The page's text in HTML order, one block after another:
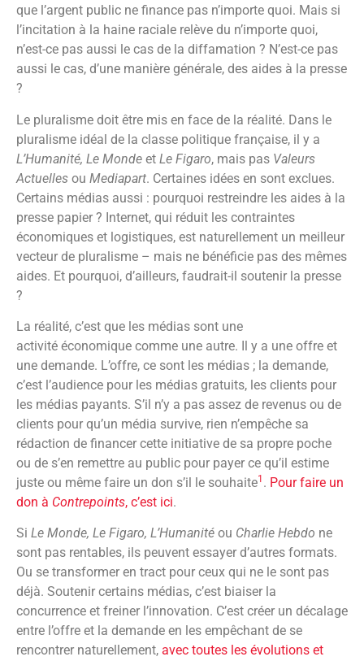
que l’argent public ne finance pas n’importe quoi. Mais si
l’incitation à la haine raciale relève du n’importe quoi,
n’est-ce pas aussi le cas de la diffamation ? N’est-ce pas
aussi le cas, d’une manière générale, des aides à la presse
?
Le pluralisme doit être mis en face de la réalité. Dans le
pluralisme idéal de la classe politique française, il y a
L’Humanité, Le Monde et Le Figaro, mais pas Valeurs
Actuelles ou Mediapart. Certaines idées en sont exclues.
Certains médias aussi : pourquoi restreindre les aides à la
presse papier ? Internet, qui réduit les contraintes
économiques et logistiques, est naturellement un meilleur
vecteur de pluralisme – mais ne bénéficie pas des mêmes
aides. Et pourquoi, d’ailleurs, faudrait-il soutenir la presse
?
La réalité, c’est que les médias sont une
activité économique comme une autre. Il y a une offre et
une demande. L’offre, ce sont les médias ; la demande,
c’est l’audience pour les médias gratuits, les clients pour
les médias payants. S’il n’y a pas assez de revenus ou de
clients pour qu’un média survive, rien n’empêche sa
rédaction de financer cette initiative de sa propre poche
ou de s’en remettre au public pour payer ce qu’il estime
juste ou même faire un don s’il le souhaite1 . Pour faire un
don à Contrepoints, c’est ici.
Si Le Monde, Le Figaro, L’Humanité ou Charlie Hebdo ne
sont pas rentables, ils peuvent essayer d’autres formats.
Ou se transformer en tract pour ceux qui ne le sont pas
déjà. Soutenir certains médias, c’est biaiser la
concurrence et freiner l’innovation. C’est créer un décalage
entre l’offre et la demande en les empêchant de se
rencontrer naturellement, avec toutes les évolutions et